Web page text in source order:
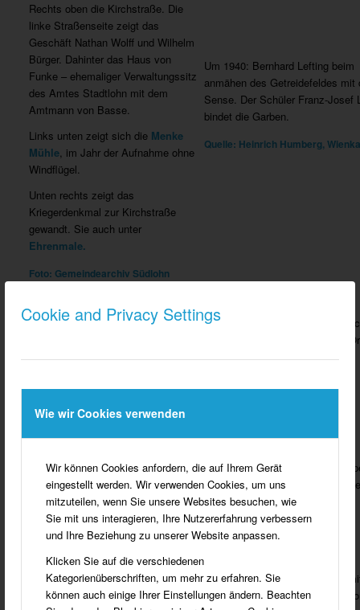
Cookie and Privacy Settings
Wie wir Cookies verwenden
Wir können Cookies anfordern, die auf Ihrem Gerät
eingestellt werden. Wir verwenden Cookies, um uns
mitzuteilen, wenn Sie unsere Websites besuchen, wie
Sie mit uns interagieren, Ihre Nutzererfahrung verbessern
und Ihre Beziehung zu unserer Website anpassen.
Klicken Sie auf die verschiedenen
Kategorienüberschriften, um mehr zu erfahren. Sie
können auch einige Ihrer Einstellungen ändern. Beachten
Rechts oben die Kirchstraße. Die
linke Straßenseite zeigt das
Geschäft Nathan Wolff und Wilhelm
Bürger. Dahinter das Haus von
Funke – ehemaliger Verwaltungssitz
des Amtes Stadtlohn mit dem
Amtmann von Basse.
Links unten zeigt sich die Menke
Mühle, im Jahr der Aufnahme ohne
Windflügel.
Unten rechts zeigt das
Kriegerdenkmal zur Kirchstraße
gewandt. Sie auch unter
Ehrenmale.
Foto: Gemeindearchiv Südlohn
Um 1940: Bernhard Lefting beim
anmähen des Getreidefeldes mit
Sense. Der Schüler Franz-Josef
bindet die Garben.
Quelle: Heinrich Humberg,
Südwall mit St. Vitus-Schule, die im
Hintergrund die Kirche St. Vitus.
Wigger und Nagel.
Foto: Gemeindearchiv Südlohn
Blick vom Fürstenberg auf die
mit der Wassermühle und dem
mit St. Vitus.
Ortsansicht aus dem Mühlenkamp
um 1938.
Foto: Gemeindearchiv Südlohn
Ortsansicht aus Richtung
im Vordergrund die Gärten
Bestert.
Foto: Gemeindearchiv Südlohn
Aus den Anfängen der Industrie in
Südlohn zeigt sich hier die
Blick in die untere Eschstraße
Gasthof Schulten – Aufnahme